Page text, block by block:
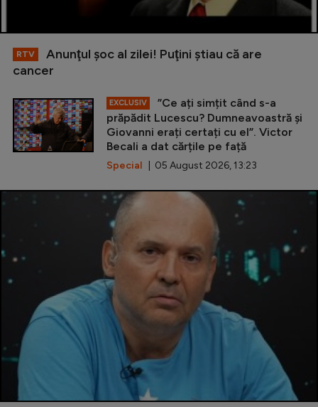
RTV
Anunţul şoc al zilei! Puţini ştiau că are
cancer
EXCLUSIV
”Ce ați simțit când s-a
prăpădit Lucescu? Dumneavoastră și
Giovanni erați certați cu el”. Victor
Becali a dat cărțile pe față
Special | 05 August 2026, 13:23